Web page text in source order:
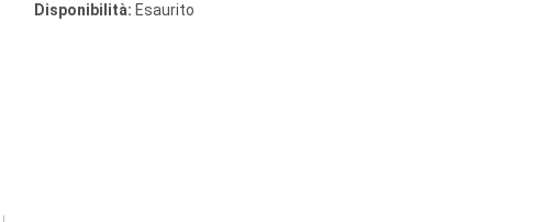
Disponibilità: Esaurito